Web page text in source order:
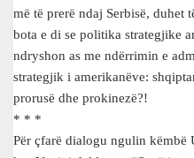
më të prerë ndaj Serbisë, duhet
bota e di se politika strategjike
ndryshon as me ndërrimin e
strategjik i amerikanëve:
prorusë dhe prokinezë?!
* * *
Për çfarë dialogu ngulin këmbë